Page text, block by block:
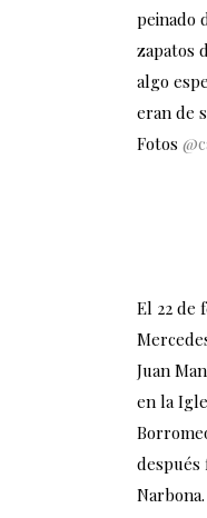
peinado
zapatos
algo
eran de
Fotos
El 22 de
Juan
en la
después
Narbona.